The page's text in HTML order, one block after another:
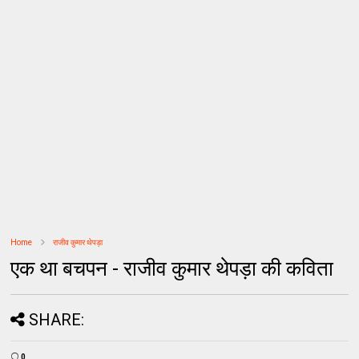
Home राजीव कुमार थेपड़ा
एक था बचपन - राजीव कुमार थेपड़ा की कविता
SHARE:
0